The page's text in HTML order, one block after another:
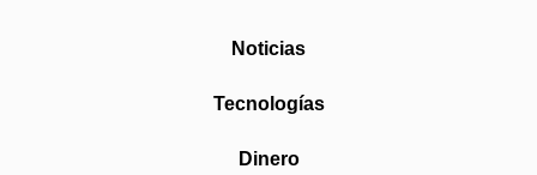
Noticias
Tecnologías
Dinero